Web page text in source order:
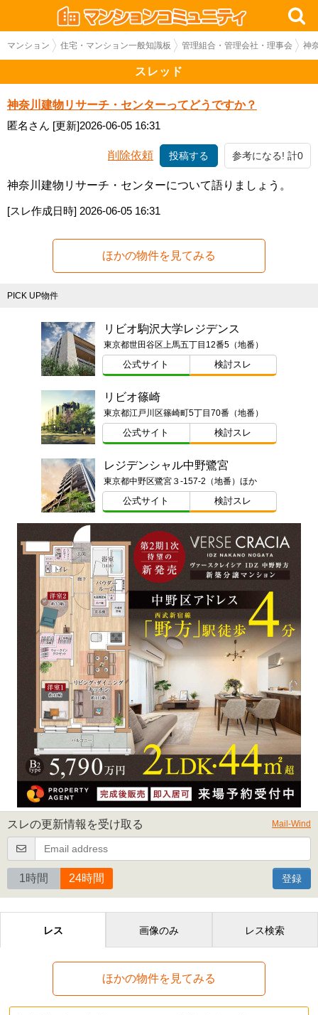
マンション 住宅・マンション一般知識板 管理組合・管理会社・理事会 神
スレッド
神奈川建物リサーチ・センターってどうですか？
匿名さん [更新]2026-06-05 16:31
削除依頼 投稿する 参考になる! 計0
神奈川建物リサーチ・センターについて語りましょう。
[スレ作成日時] 2026-06-05 16:31
ほかの物件を見てみる
PICK UP物件
リビオ駒沢大学レジデンス
東京都世田谷区上馬五丁目12番5（地番）
公式サイト 検討スレ
リビオ篠崎
東京都江戸川区篠崎町5丁目70番（地番）
公式サイト 検討スレ
レジデンシャル中野鷺宮
東京都中野区鷺宮３-157-2（地番）ほか
公式サイト 検討スレ
スレの更新情報を受け取る Mail-Wind
1時間 24時間 登録
レス 画像のみ レス検索
ほかの物件を見てみる